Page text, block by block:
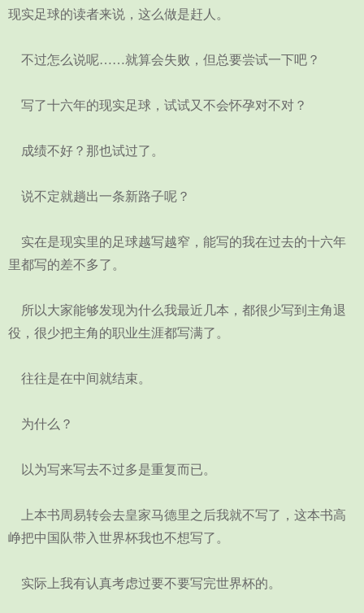
现实足球的读者来说，这么做是赶人。
不过怎么说呢……就算会失败，但总要尝试一下吧？
写了十六年的现实足球，试试又不会怀孕对不对？
成绩不好？那也试过了。
说不定就趟出一条新路子呢？
实在是现实里的足球越写越窄，能写的我在过去的十六年
里都写的差不多了。
所以大家能够发现为什么我最近几本，都很少写到主角退
役，很少把主角的职业生涯都写满了。
往往是在中间就结束。
为什么？
以为写来写去不过多是重复而已。
上本书周易转会去皇家马德里之后我就不写了，这本书高
峥把中国队带入世界杯我也不想写了。
实际上我有认真考虑过要不要写完世界杯的。